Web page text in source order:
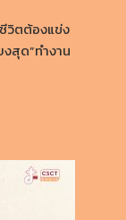
วิตต้องแข่ง
สุด”ทำงาน